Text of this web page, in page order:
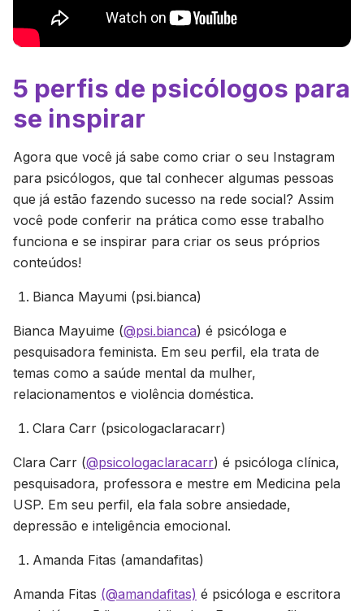
5 perfis de psicólogos para
se inspirar
Agora que você já sabe como criar o seu Instagram
para psicólogos, que tal conhecer algumas pessoas
que já estão fazendo sucesso na rede social? Assim
você pode conferir na prática como esse trabalho
funciona e se inspirar para criar os seus próprios
conteúdos!
Bianca Mayumi (psi.bianca)
Bianca Mayuime (@psi.bianca) é psicóloga e
pesquisadora feminista. Em seu perfil, ela trata de
temas como a saúde mental da mulher,
relacionamentos e violência doméstica.
Clara Carr (psicologaclaracarr)
Clara Carr (@psicologaclaracarr) é psicóloga clínica,
pesquisadora, professora e mestre em Medicina pela
USP. Em seu perfil, ela fala sobre ansiedade,
depressão e inteligência emocional.
Amanda Fitas (amandafitas)
Amanda Fitas (@amandafitas) é psicóloga e escritora